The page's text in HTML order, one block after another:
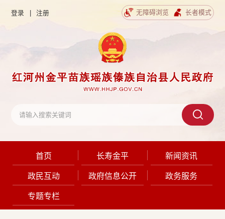
登录 | 注册 无障碍浏览 长者模式
首页 长寿金平 新闻资讯
政民互动 政府信息公开 政务服务
专题专栏